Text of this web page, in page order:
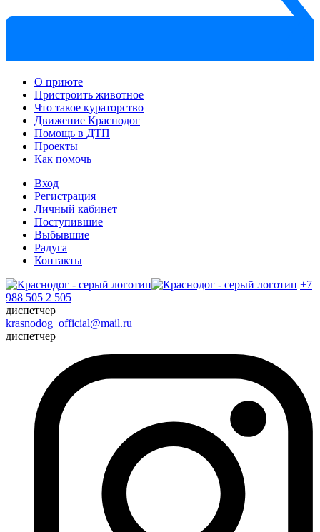
О приюте
Пристроить животное
Что такое кураторство
Движение Краснодог
Помощь в ДТП
Проекты
Как помочь
Вход
Регистрация
Личный кабинет
Поступившие
Выбывшие
Радуга
Контакты
+7
988 505 2 505
диспетчер
krasnodog_official@mail.ru
диспетчер